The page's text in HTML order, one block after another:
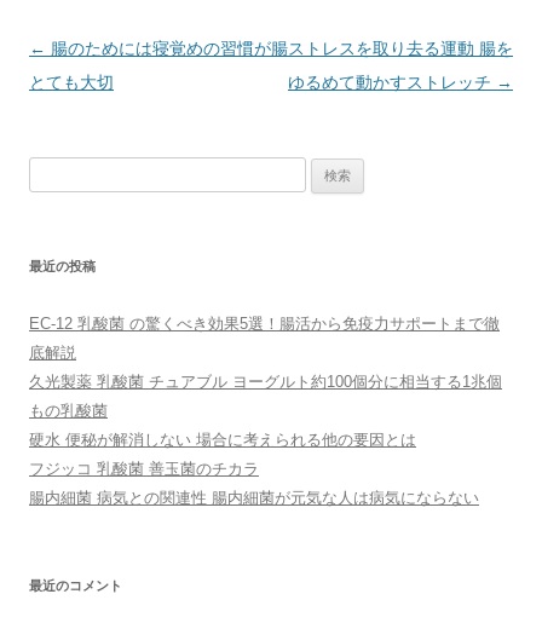
投
稿
ン
← 腸のためには寝覚めの習慣が
とても大切
腸ストレスを取り去る運動 腸を
ゆるめて動かすストレッチ →
最近の投稿
EC-12 乳酸菌 の驚くべき効果5選！腸活から免疫力サポートまで徹
底解説
久光製薬 乳酸菌 チュアブル ヨーグルト約100個分に相当する1兆個
もの乳酸菌
硬水 便秘が解消しない 場合に考えられる他の要因とは
フジッコ 乳酸菌 善玉菌のチカラ
腸内細菌 病気との関連性 腸内細菌が元気な人は病気にならない
最近のコメント